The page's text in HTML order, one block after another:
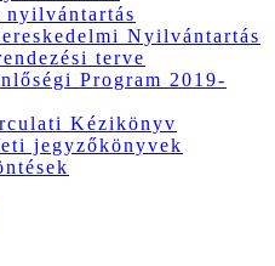
nyilvántartás
Nyilvántartás
terve
Program 2019-
Kézikönyv
jegyzőkönyvek